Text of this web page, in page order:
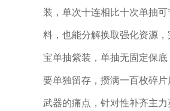
装，单次十连相比十次单抽
料，也能分解换取强化资源
宝单抽紫装，单抽无固定保
要单独留存，攒满一百枚碎
武器的痛点，针对性补齐主